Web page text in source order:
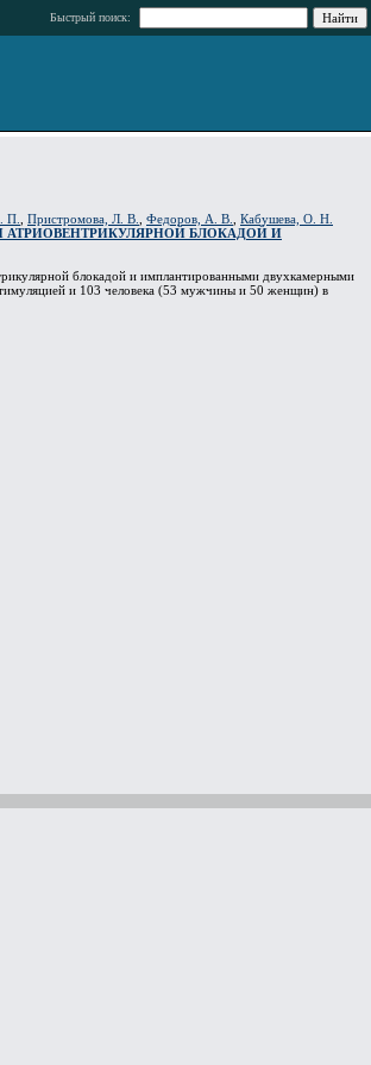
Быстрый поиск:
П. Пристромова, Л. В. Федоров, А. В.
Кабушева, О. Н.
БЛОКАДОЙ И
блокадой и имплантированными двухкамерными
и 103 человека (53 мужчины и 50 женщин) в